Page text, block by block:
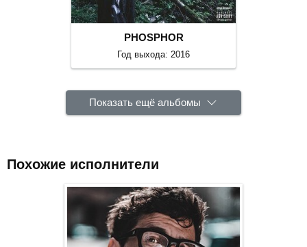
PHOSPHOR
Год выхода: 2016
Показать ещё альбомы
Похожие исполнители